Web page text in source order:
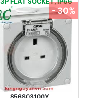
S56SO310GY
- 30%